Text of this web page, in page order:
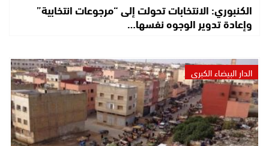
الكنبوري: الانتخابات تحولت إلى “مرجوعات انتخابية”
وإعادة تدوير الوجوه نفسها…
الدار البيضاء الكبرى